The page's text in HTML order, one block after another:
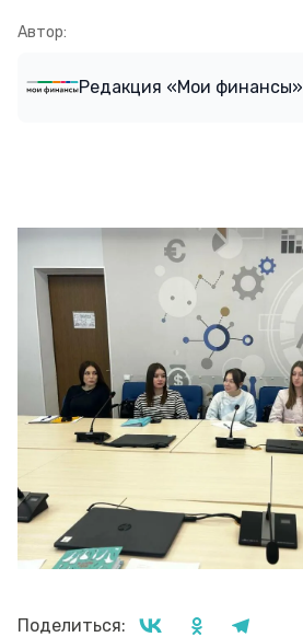
Автор:
Редакция «Мои финансы»
Поделиться: